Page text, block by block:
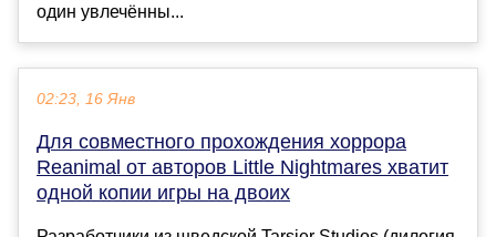
один увлечённы...
02:23, 16 Янв
Для совместного прохождения хоррора
Reanimal от авторов Little Nightmares хватит
одной копии игры на двоих